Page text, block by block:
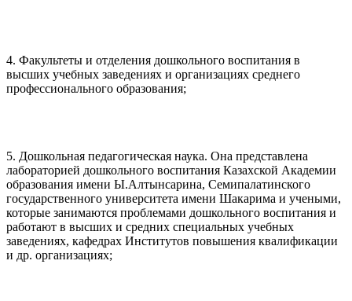
4. Факультеты и отделения дошкольного воспитания в
высших учебных заведениях и организациях среднего
профессионального образования;
5. Дошкольная педагогическая наука. Она представлена
лабораторией дошкольного воспитания Казахской Академии
образования имени Ы.Алтынсарина, Семипалатинского
государственного университета имени Шакарима и учеными,
которые занимаются проблемами дошкольного воспитания и
работают в высших и средних специальных учебных
заведениях, кафедрах Институтов повышения квалификации
и др. организациях;